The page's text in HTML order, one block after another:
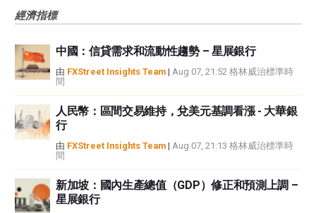
經濟指標
中國：信貸需求和流動性趨勢 – 星展銀行
由 FXStreet Insights Team | Aug 07, 21:52 格林威治標準時
間
人民幣：區間交易維持，兌美元基調看漲 - 大華銀
行
由 FXStreet Insights Team | Aug 07, 21:13 格林威治標準時
間
新加坡：國內生產總值（GDP）修正和預測上調 –
星展銀行